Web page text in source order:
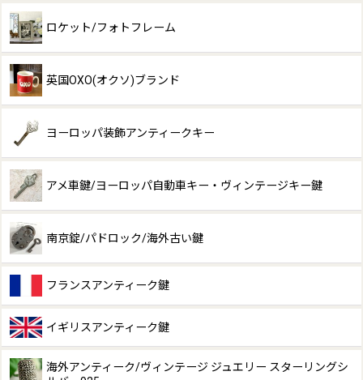
ロケット/フォトフレーム
英国OXO(オクソ)ブランド
ヨーロッパ装飾アンティークキー
アメ車鍵/ヨーロッパ自動車キー・ヴィンテージキー鍵
南京錠/パドロック/海外古い鍵
フランスアンティーク鍵
イギリスアンティーク鍵
海外アンティーク/ヴィンテージ ジュエリー スターリングシ